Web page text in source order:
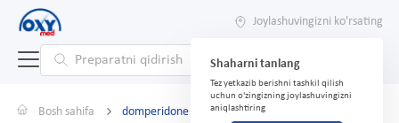
Joylashuvingizni ko'rsating
Shaharni tanlang
Tez yetkazib berishni tashkil qilish
uchun o'zingizning joylashuvingizni
aniqlashtiring
Bosh sahifa domperidone